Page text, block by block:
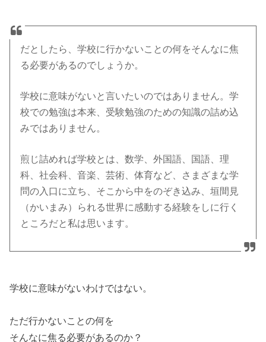
だとしたら、学校に行かないことの何をそんなに焦
る必要があるのでしょうか。
学校に意味がないと言いたいのではありません。学
校での勉強は本来、受験勉強のための知識の詰め込
みではありません。
煎じ詰めれば学校とは、数学、外国語、国語、理
科、社会科、音楽、芸術、体育など、さまざまな学
問の入口に立ち、そこから中をのぞき込み、垣間見
（かいまみ）られる世界に感動する経験をしに行く
ところだと私は思います。
学校に意味がないわけではない。
ただ行かないことの何を
そんなに焦る必要があるのか？